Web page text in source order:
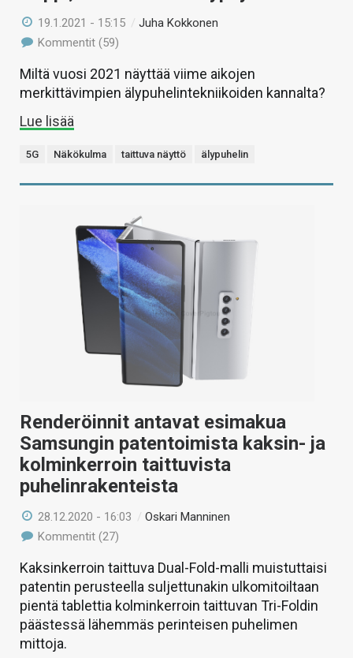
19.1.2021 - 15:15 /Juha Kokkonen
Kommentit (59)
Miltä vuosi 2021 näyttää viime aikojen
merkittävimpien älypuhelintekniikoiden kannalta?
Lue lisää
5G Näkökulma taittuva näyttö älypuhelin
Renderöinnit antavat esimakua
Samsungin patentoimista kaksin- ja
kolminkerroin taittuvista
puhelinrakenteista
28.12.2020 - 16:03 /Oskari Manninen
Kommentit (27)
Kaksinkerroin taittuva Dual-Fold-malli muistuttaisi
patentin perusteella suljettunakin ulkomitoiltaan
pientä tablettia kolminkerroin taittuvan Tri-Foldin
päästessä lähemmäs perinteisen puhelimen
mittoja.